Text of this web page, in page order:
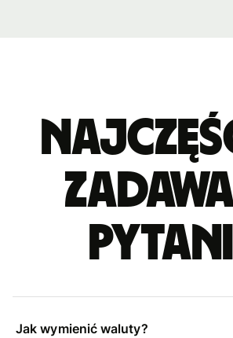
Jak wymienić waluty?